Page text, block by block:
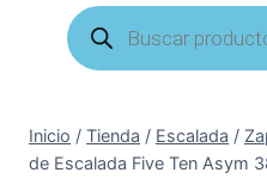
Búsqueda
de
productos
Inicio / Tienda / Escalada /
de Escalada Five Ten Asym